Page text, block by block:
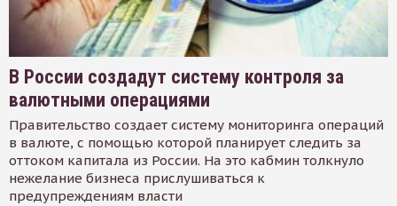
В России создадут систему контроля за
валютными операциями
Правительство создает систему мониторинга операций
в валюте, с помощью которой планирует следить за
оттоком капитала из России. На это кабмин толкнуло
нежелание бизнеса прислушиваться к
предупреждениям власти